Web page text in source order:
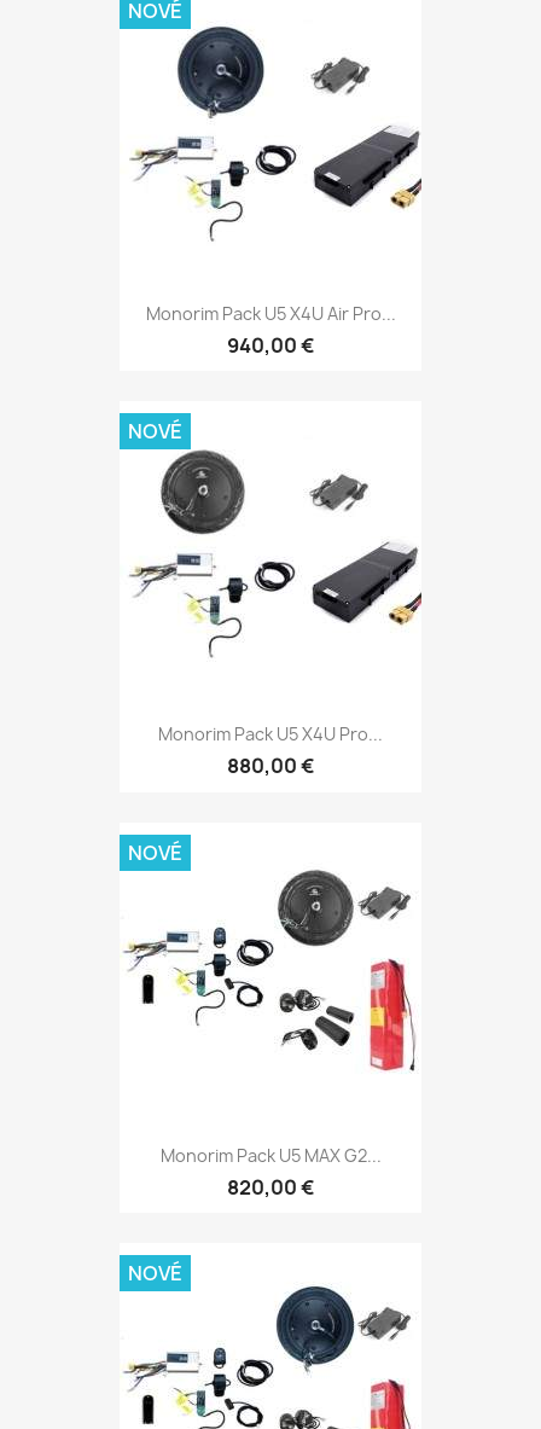
Monorim Pack U5 X4U Air Pro...
940,00 €
NOVÉ
Monorim Pack U5 X4U Pro...
880,00 €
NOVÉ
Monorim Pack U5 MAX G2...
820,00 €
NOVÉ
NOVÉ